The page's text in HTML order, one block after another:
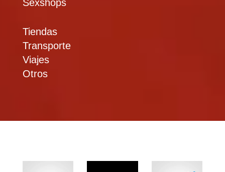
Sexshops
Tiendas
Transporte
Viajes
Otros